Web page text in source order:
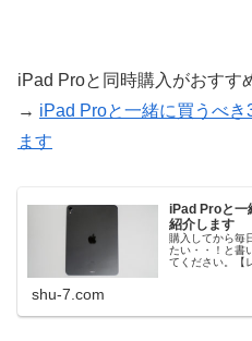
iPad Proと同時購入がおすす
→ iPad Proと一緒に買うべ
ます
iPad Proと一
紹介します
購入してから毎
たい・・！と書
てください。【
shu-7.com